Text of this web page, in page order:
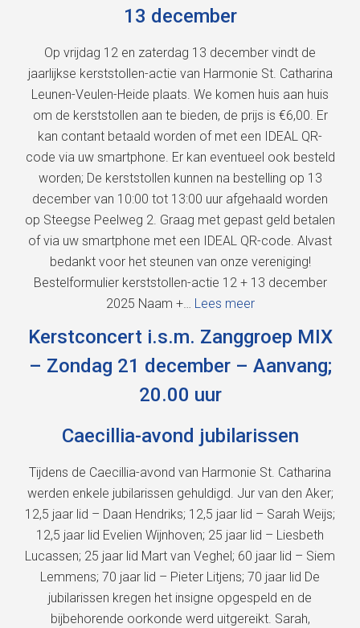
13 december
Op vrijdag 12 en zaterdag 13 december vindt de
jaarlijkse kerststollen-actie van Harmonie St. Catharina
Leunen-Veulen-Heide plaats. We komen huis aan huis
om de kerststollen aan te bieden, de prijs is €6,00. Er
kan contant betaald worden of met een IDEAL QR-
code via uw smartphone. Er kan eventueel ook besteld
worden; De kerststollen kunnen na bestelling op 13
december van 10:00 tot 13:00 uur afgehaald worden
op Steegse Peelweg 2. Graag met gepast geld betalen
of via uw smartphone met een IDEAL QR-code. Alvast
bedankt voor het steunen van onze vereniging!
Bestelformulier kerststollen-actie 12 + 13 december
2025 Naam +… Lees meer
Kerstconcert i.s.m. Zanggroep MIX
– Zondag 21 december – Aanvang;
20.00 uur
Caecillia-avond jubilarissen
Tijdens de Caecillia-avond van Harmonie St. Catharina
werden enkele jubilarissen gehuldigd. Jur van den Aker;
12,5 jaar lid – Daan Hendriks; 12,5 jaar lid – Sarah Weijs;
12,5 jaar lid Evelien Wijnhoven; 25 jaar lid – Liesbeth
Lucassen; 25 jaar lid Mart van Veghel; 60 jaar lid – Siem
Lemmens; 70 jaar lid – Pieter Litjens; 70 jaar lid De
jubilarissen kregen het insigne opgespeld en de
bijbehorende oorkonde werd uitgereikt. Sarah,